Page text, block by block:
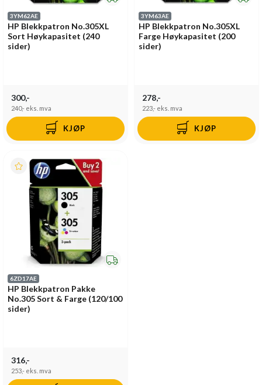
3YM62AE
HP Blekkpatron No.305XL
Sort Høykapasitet (240
sider)
300,-
240,- eks. mva
KJØP
3YM63AE
HP Blekkpatron No.305XL
Farge Høykapasitet (200
sider)
278,-
223,- eks. mva
KJØP
6ZD17AE
HP Blekkpatron Pakke
No.305 Sort & Farge (120/100
sider)
316,-
253,- eks. mva